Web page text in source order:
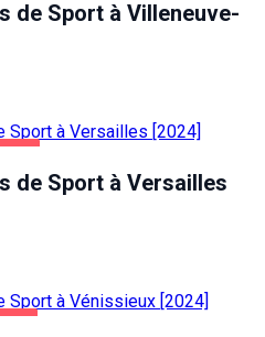
de Sport à Villeneuve-
de Sport à Versailles